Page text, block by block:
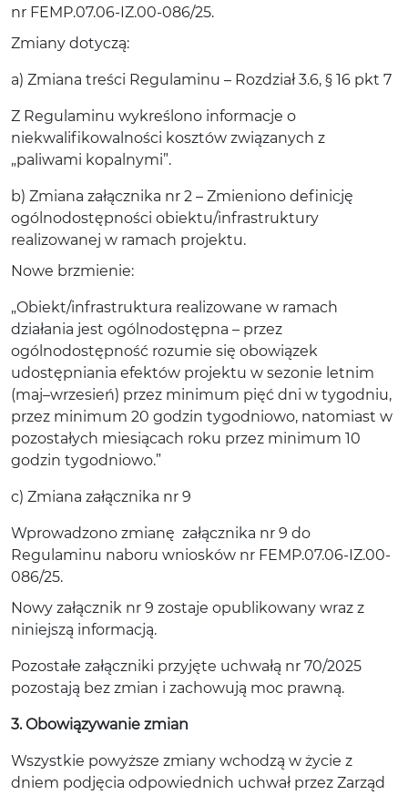
nr FEMP.07.06-IZ.00-086/25.
Zmiany dotyczą:
a) Zmiana treści Regulaminu – Rozdział 3.6, § 16 pkt 7
Z Regulaminu wykreślono informacje o
niekwalifikowalności kosztów związanych z
„paliwami kopalnymi”.
b) Zmiana załącznika nr 2 – Zmieniono definicję
ogólnodostępności obiektu/infrastruktury
realizowanej w ramach projektu.
Nowe brzmienie:
„Obiekt/infrastruktura realizowane w ramach
działania jest ogólnodostępna – przez
ogólnodostępność rozumie się obowiązek
udostępniania efektów projektu w sezonie letnim
(maj–wrzesień) przez minimum pięć dni w tygodniu,
przez minimum 20 godzin tygodniowo, natomiast w
pozostałych miesiącach roku przez minimum 10
godzin tygodniowo.”
c) Zmiana załącznika nr 9
Wprowadzono zmianę załącznika nr 9 do
Regulaminu naboru wniosków nr FEMP.07.06-IZ.00-
086/25.
Nowy załącznik nr 9 zostaje opublikowany wraz z
niniejszą informacją.
Pozostałe załączniki przyjęte uchwałą nr 70/2025
pozostają bez zmian i zachowują moc prawną.
3. Obowiązywanie zmian
Wszystkie powyższe zmiany wchodzą w życie z
dniem podjęcia odpowiednich uchwał przez Zarząd